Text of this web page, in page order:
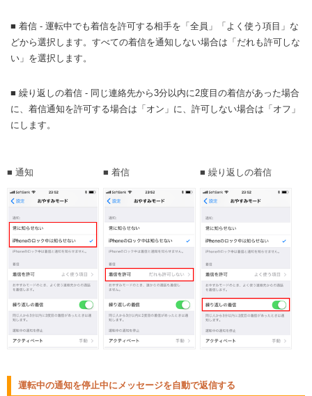
■ 着信 - 運転中でも着信を許可する相手を「全員」「よく使う項目」な
どから選択します。すべての着信を通知しない場合は「だれも許可しな
い」を選択します。
■ 繰り返しの着信 - 同じ連絡先から3分以内に2度目の着信があった場合
に、着信通知を許可する場合は「オン」に、許可しない場合は「オフ」
にします。
■ 通知 ■ 着信 ■ 繰り返しの着信
運転中の通知を停止中にメッセージを自動で返信する